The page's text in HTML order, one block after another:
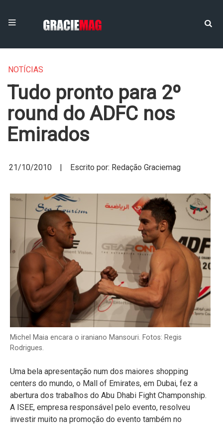
NOTÍCIAS
Tudo pronto para 2º
round do ADFC nos
Emirados
21/10/2010 | Escrito por: Redação Graciemag
Michel Maia encara o iraniano Mansouri. Fotos: Regis
Rodrigues.
Uma bela apresentação num dos maiores shopping
centers do mundo, o Mall of Emirates, em Dubai, fez a
abertura dos trabalhos do Abu Dhabi Fight Champonship.
A ISEE, empresa responsável pelo evento, resolveu
investir muito na promoção do evento também no